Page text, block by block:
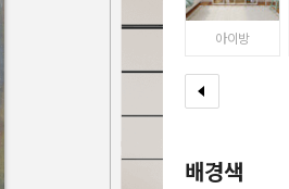
아이방
배경색